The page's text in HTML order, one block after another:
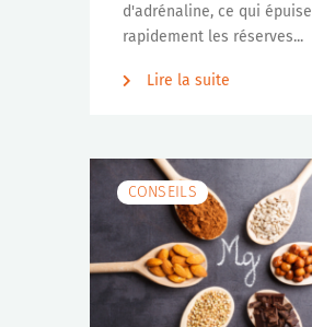
d'adrénaline, ce qui épuise
rapidement les réserves...
Lire la suite
CONSEILS